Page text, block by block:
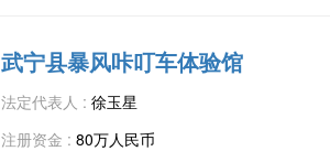
武宁县暴风咔叮车体验馆
法定代表人 : 徐玉星
注册资金 : 80万人民币